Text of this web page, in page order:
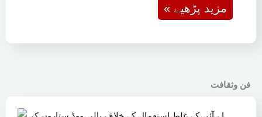
« مزید پڑھیے
فن وثقافت